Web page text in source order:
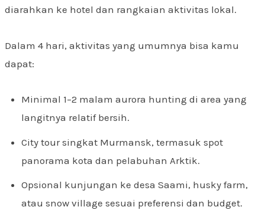
diarahkan ke hotel dan rangkaian aktivitas lokal.
Dalam 4 hari, aktivitas yang umumnya bisa kamu
dapat:
Minimal 1–2 malam aurora hunting di area yang
langitnya relatif bersih.
City tour singkat Murmansk, termasuk spot
panorama kota dan pelabuhan Arktik.
Opsional kunjungan ke desa Saami, husky farm,
atau snow village sesuai preferensi dan budget.